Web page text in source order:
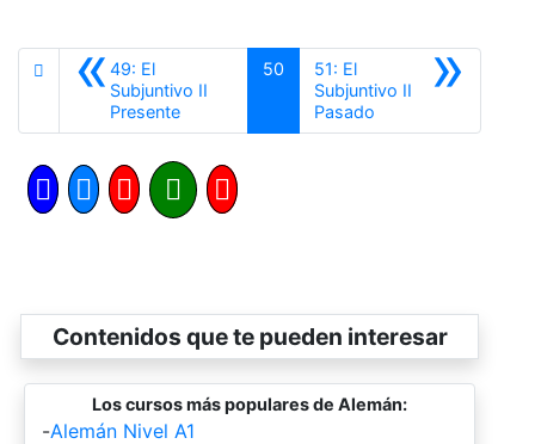
«49: El
Subjuntivo II
PresenteAnterior
50 »
51: El
Subjuntivo II
Pasado
Contenidos que te pueden interesar
Los cursos más populares de Alemán:
-Alemán Nivel A1